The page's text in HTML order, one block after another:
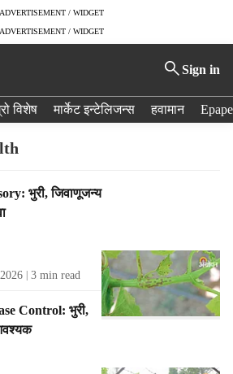
ADVERTISEMENT / WIDGET
ADVERTISEMENT / WIDGET
Sign in
विशेष मार्केट इन्टेलिजन्स हवामान
भुरी, जिवाणूजन्य
3 min read
Control: भुरी,